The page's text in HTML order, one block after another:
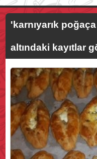
'karnıyarık poğaça
altındaki kayıtlar